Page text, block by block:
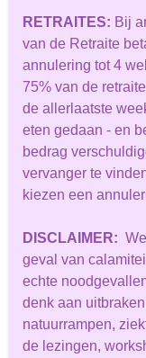
RETRAITES: Bij
van de Retraite
annulering tot 4
75% van de
de allerlaatste
eten gedaan - en
bedrag
vervanger te
kiezen een
DISCLAIMER:
geval van
echte
denk aan
natuurrampen,
de lezingen,